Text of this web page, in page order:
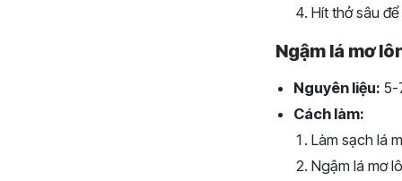
Hít thở sâu
Ngậm lá mơ
Nguyên liệu: 5-
Cách làm:
Làm sạch lá
Ngậm lá mơ